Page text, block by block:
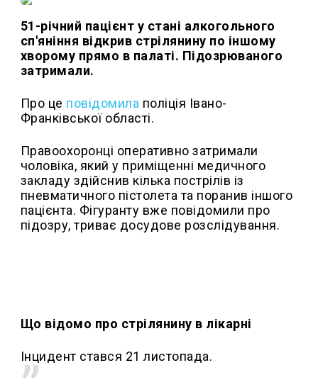
51-річний пацієнт у стані алкогольного
сп'яніння відкрив стрілянину по іншому
хворому прямо в палаті. Підозрюваного
затримали.
Про це повідомила поліція Івано-
Франківської області.
Правоохоронці оперативно затримали
чоловіка, який у приміщенні медичного
закладу здійснив кілька пострілів із
пневматичного пістолета та поранив іншого
пацієнта. Фігуранту вже повідомили про
підозру, триває досудове розслідування.
Що відомо про стрілянину в лікарні
Інцидент стався 21 листопада.